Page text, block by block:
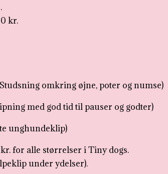
kr.
omkring øjne, poter og numse)
med god tid til pauser og godter)
unghundeklip)
for alle størrelser i Tiny dogs.
under ydelser).